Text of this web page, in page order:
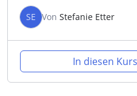
SE Von Stefanie Etter
In diesen